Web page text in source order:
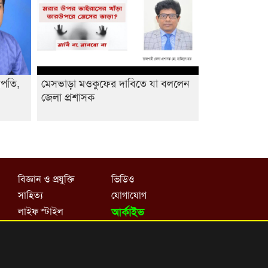
আবিদের
মেসভাড়া মওকুফের দাবিতে যা বললেন
জেলা প্রশাসক
বিজ্ঞান ও প্রযুক্তি
সাহিত্য
লাইফ স্টাইল
ভিডিও
যোগাযোগ
আর্কাইভ